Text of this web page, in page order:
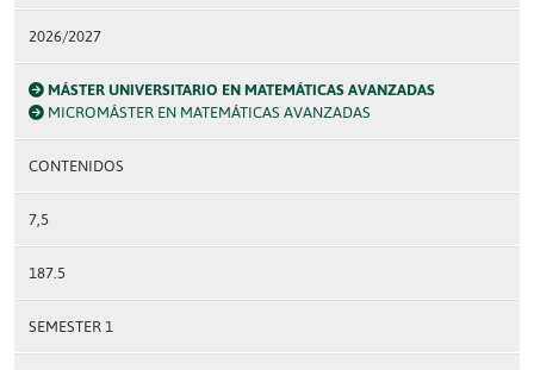
2026/2027
MÁSTER UNIVERSITARIO EN MATEMÁTICAS AVANZADAS
MICROMÁSTER EN MATEMÁTICAS AVANZADAS
CONTENIDOS
7,5
187.5
SEMESTER 1